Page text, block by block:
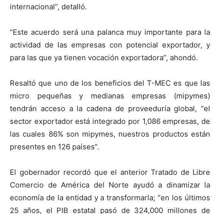
internacional”, detalló.
“Este acuerdo será una palanca muy importante para la
actividad de las empresas con potencial exportador, y
para las que ya tienen vocación exportadora”, ahondó.
Resaltó que uno de los beneficios del T-MEC es que las
micro pequeñas y medianas empresas (mipymes)
tendrán acceso a la cadena de proveeduría global, “el
sector exportador está integrado por 1,086 empresas, de
las cuales 86% son mipymes, nuestros productos están
presentes en 126 países”.
El gobernador recordó que el anterior Tratado de Libre
Comercio de América del Norte ayudó a dinamizar la
economía de la entidad y a transformarla; “en los últimos
25 años, el PIB estatal pasó de 324,000 millones de